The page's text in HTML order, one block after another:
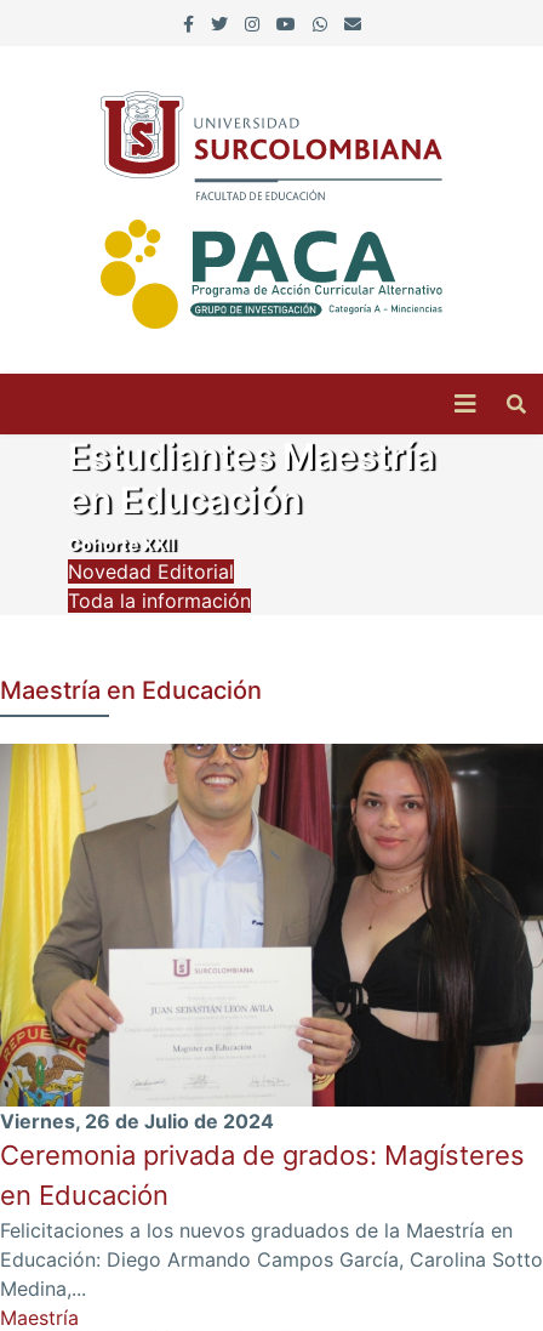
Estudiantes Maestría
en Educación
Cohorte XXII
Novedad Editorial
Toda la información
Maestría en Educación
Viernes, 26 de Julio de 2024
Ceremonia privada de grados: Magísteres
en Educación
Felicitaciones a los nuevos graduados de la Maestría en
Educación: Diego Armando Campos García, Carolina Sotto
Medina,...
Maestría